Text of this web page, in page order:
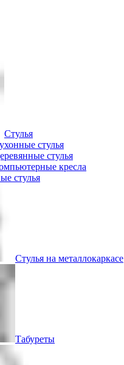
Стулья
стулья
стулья
кресла
стулья
Стулья на металлокаркасе
Табуреты